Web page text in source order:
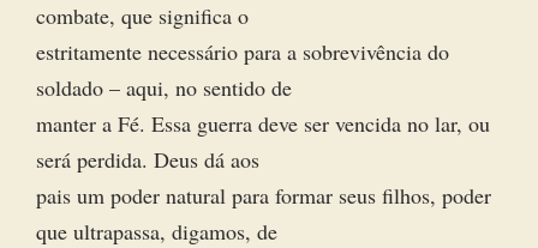
combate, que significa o
estritamente necessário para a sobrevivência do
soldado – aqui, no sentido de
manter a Fé. Essa guerra deve ser vencida no lar, ou
será perdida. Deus dá aos
pais um poder natural para formar seus filhos, poder
que ultrapassa, digamos, de